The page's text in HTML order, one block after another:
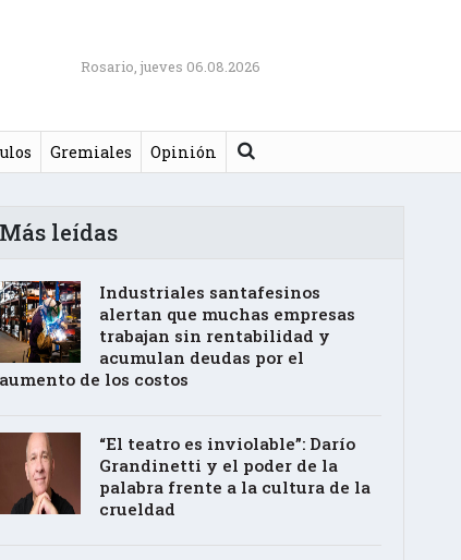
Rosario, jueves 06.08.2026
Gremiales Opinión Buscar
Más leídas
Industriales santafesinos
alertan que muchas empresas
trabajan sin rentabilidad y
acumulan deudas por el
aumento de los costos
“El teatro es inviolable”: Darío
Grandinetti y el poder de la
palabra frente a la cultura de la
crueldad